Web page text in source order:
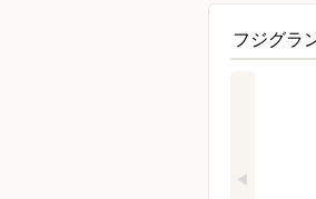
フジグラ